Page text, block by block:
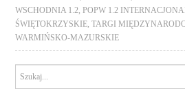
WSCHODNIA 1.2 ,POPW 1.2
ŚWIĘTOKRZYSKIE ,TARGI
WARMIŃSKO-MAZURSKIE